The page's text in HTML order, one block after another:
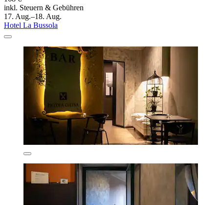
inkl. Steuern & Gebühren
17. Aug.–18. Aug.
Hotel La Bussola